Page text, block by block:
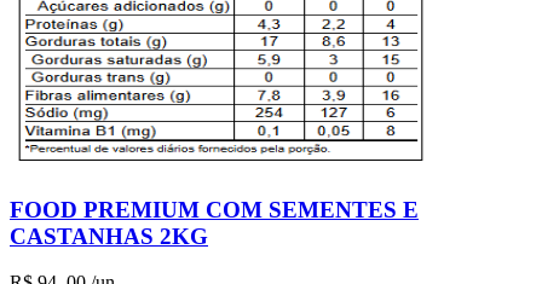
FOOD PREMIUM COM SEMENTES E
CASTANHAS 2KG